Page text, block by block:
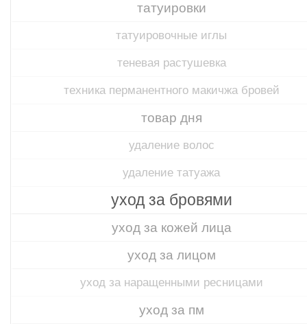
татуировки
татуировочные иглы
теневая растушевка
техника перманентного макичжа бровей
товар дня
удаление волос
удаление татуажа
уход за бровями
уход за кожей лица
уход за лицом
уход за наращенными ресницами
уход за пм